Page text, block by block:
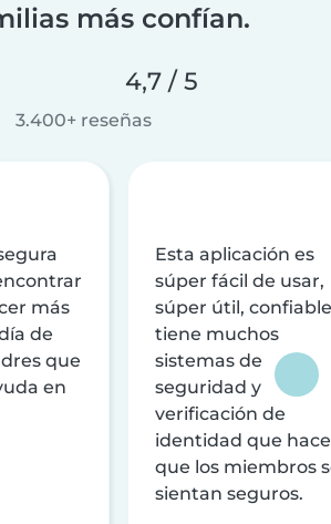
más confían.
4,7 / 5
3.400+ reseñas
más
de
que
en
Esta aplicación es
súper fácil de usar,
súper útil,
tiene muchos
sistemas de
seguridad y
verificación de
identidad que
que los miembros
sientan seguros.